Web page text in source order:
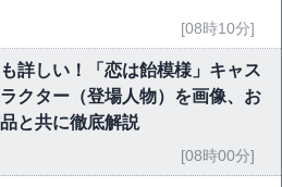
[08時10分]
詳しい！「恋は飴模様」キャス
ラクター（登場人物）を画像、お
と共に徹底解説
[08時00分]